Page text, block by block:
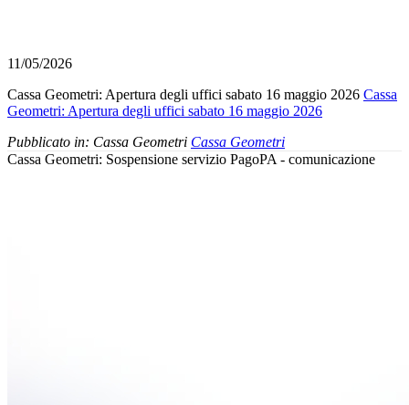
11/05/2026
Cassa Geometri: Apertura degli uffici sabato 16 maggio 2026 Cassa
Geometri: Apertura degli uffici sabato 16 maggio 2026
Pubblicato in: Cassa Geometri Cassa Geometri
Cassa Geometri: Sospensione servizio PagoPA - comunicazione